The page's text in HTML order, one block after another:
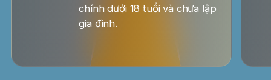
chính dưới 18 tuổi và chưa lập
gia đình.